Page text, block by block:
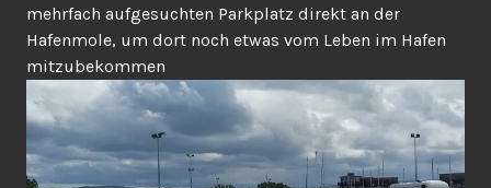
mehrfach aufgesuchten Parkplatz direkt an der
Hafenmole, um dort noch etwas vom Leben im Hafen
mitzubekommen